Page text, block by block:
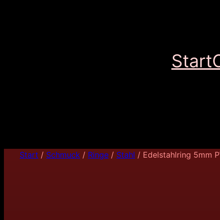
Start
Start / Schmuck / Ringe / Stahl / Edelstahlring 5mm